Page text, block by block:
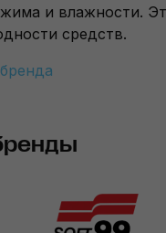
и влажности.
средств.